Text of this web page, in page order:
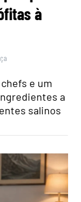
à
e um
a
salinos